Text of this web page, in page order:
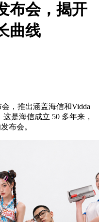
布会，揭开
曲线
，推出涵盖海信和Vidda
是海信成立 50 多年来，
布会。